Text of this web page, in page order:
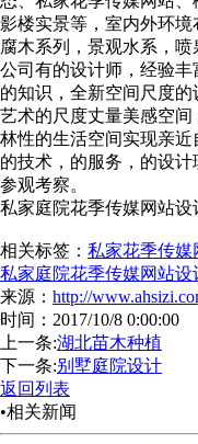
影楼实景等，室内外环境布置
腐木系列，景观水系，
公司有的设计师，经验丰
的知识，全新空间尺度
艺术的尺度丈量美感空间
林性的生活空间实现亲近自
的技术，的服务，的
参观考察。
私家庭院花季传媒网站设
相关标签： 私家花季传媒
私家庭院花季传媒网站设
来源： http://
时间：2017/10/8 0:00:00
上一条:湖北苗木种植
下一条:别墅庭院设计
返回列表
•相关新闻